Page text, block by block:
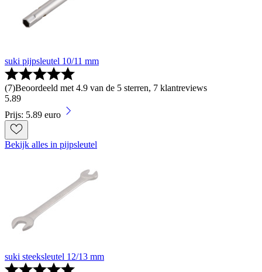
suki pijpsleutel 10/11 mm
(7)Beoordeeld met 4.9 van de 5 sterren, 7 klantreviews
5.89
Prijs: 5.89 euro
Bekijk alles in pijpsleutel
suki steeksleutel 12/13 mm